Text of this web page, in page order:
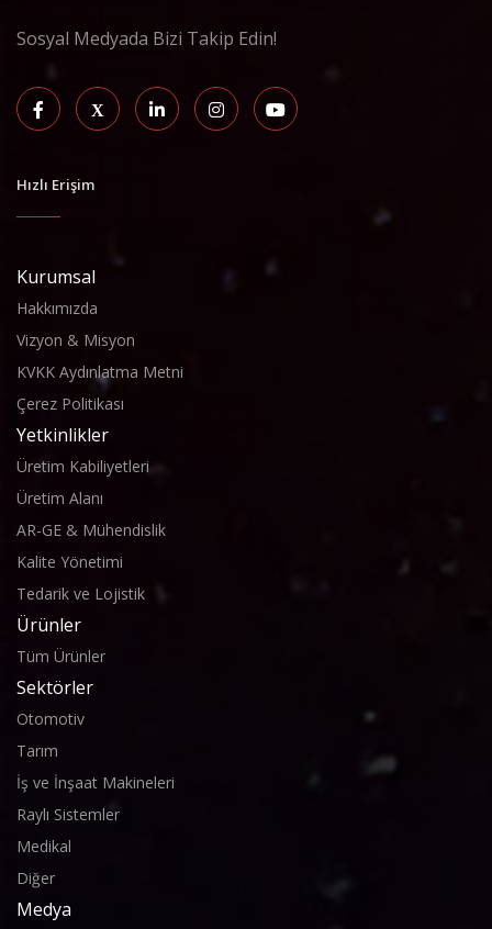
Sosyal Medyada Bizi Takip Edin!
Hızlı Erişim
Kurumsal
Hakkımızda
Vizyon & Misyon
KVKK Aydınlatma Metni
Çerez Politikası
Yetkinlikler
Üretim Kabiliyetleri
Üretim Alanı
AR-GE & Mühendislik
Kalite Yönetimi
Tedarik ve Lojistik
Ürünler
Tüm Ürünler
Sektörler
Otomotiv
Tarım
İş ve İnşaat Makineleri
Raylı Sistemler
Medikal
Diğer
Medya